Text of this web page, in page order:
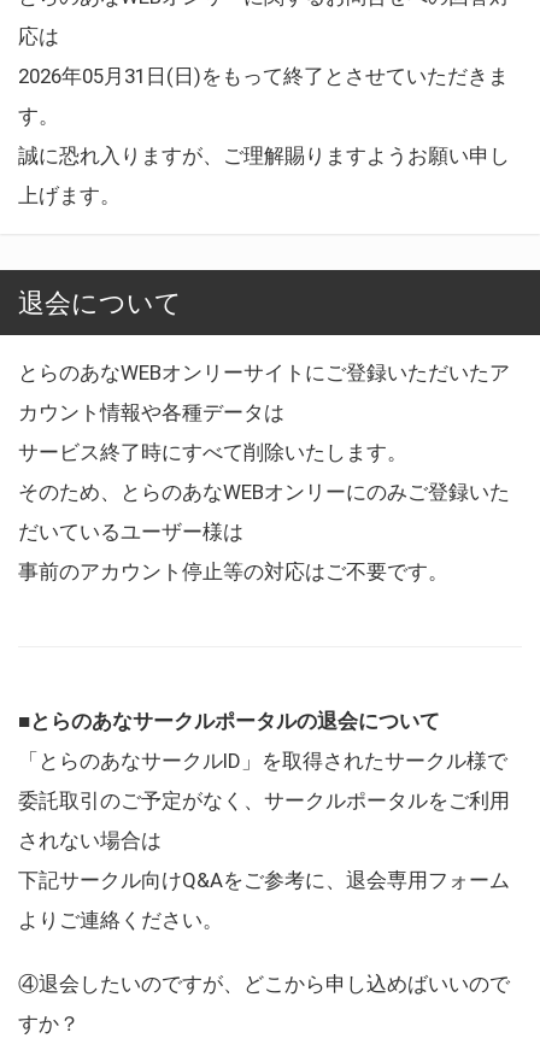
応は
2026年05月31日(日)をもって終了とさせていただきま
す。
誠に恐れ入りますが、ご理解賜りますようお願い申し
上げます。
退会について
とらのあなWEBオンリーサイトにご登録いただいたア
カウント情報や各種データは
サービス終了時にすべて削除いたします。
そのため、とらのあなWEBオンリーにのみご登録いた
だいているユーザー様は
事前のアカウント停止等の対応はご不要です。
■とらのあなサークルポータルの退会について
「とらのあなサークルID」を取得されたサークル様で
委託取引のご予定がなく、サークルポータルをご利用
されない場合は
下記サークル向けQ&Aをご参考に、退会専用フォーム
よりご連絡ください。
④退会したいのですが、どこから申し込めばいいので
すか？